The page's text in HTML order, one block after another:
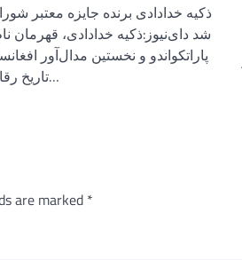
ذکیه خدادادی برنده جایزه معتبر
شد دای‌نیوز:ذکیه خدادادی، قهرمان
پاراتکواندو و نخستین مدال‌آور
تاریخ رقابت‌های…
are marked *